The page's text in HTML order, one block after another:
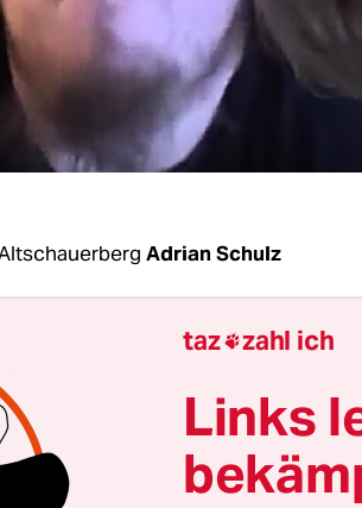
Adrian Schulz
das Fürchten lehren“ wollen
Männer, belagern Mitte
muss von einem
um der Meute Einhalt zu
neuer Art.
taz zahl ich
Links